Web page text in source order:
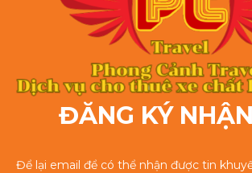
ĐĂNG KÝ
Để lại email để có thể nhận được tin